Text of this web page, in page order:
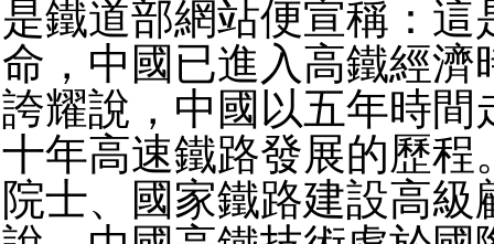
是鐵道部網站便宣稱：這
命，中國已進入高鐵經濟
誇耀說，中國以五年時間
十年高速鐵路發展的歷程
院士、國家鐵路建設高級